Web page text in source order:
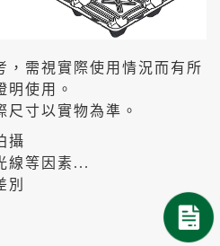
，需視實際使用情況而有所
明使用。
尺寸以實物為準。
攝
線等因素...
別